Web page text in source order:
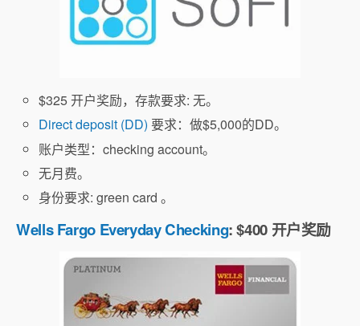
$325 开户奖励，存款要求: 无。
Direct deposit (DD) 要求：做$5,000的DD。
账户类型：checking account。
无月费。
身份要求: green card 。
Wells Fargo Everyday Checking: $400 开户奖励